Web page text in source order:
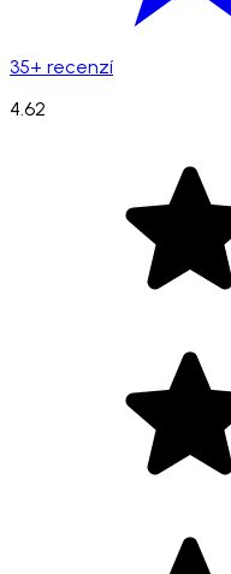
35+ recenzí
4.62